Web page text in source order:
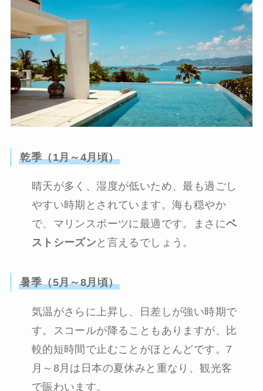
乾季（1月～4月頃）
晴天が多く、湿度が低いため、最も過ごし
やすい時期とされています。海も穏やか
で、マリンスポーツに最適です。まさにベ
ストシーズン と言えるでしょう。
暑季（5月～8月頃）
気温がさらに上昇し、日差しが強い時期で
す。スコールが降ることもありますが、比
較的短時間で止むことがほとんどです。7
月～8月は日本の夏休みと重なり、観光客
で賑わいます。